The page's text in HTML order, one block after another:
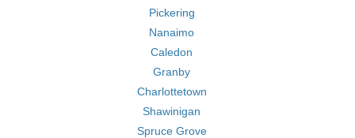
Pickering
Nanaimo
Caledon
Granby
Charlottetown
Shawinigan
Spruce Grove